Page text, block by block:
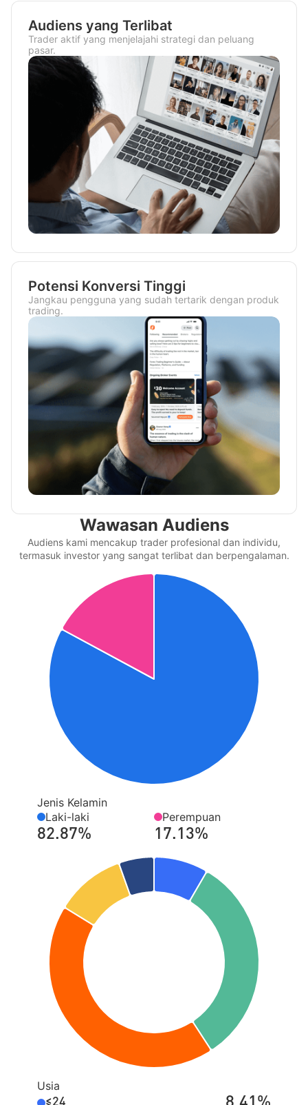
Audiens yang Terlibat
Trader aktif yang menjelajahi strategi dan peluang
pasar.
Potensi Konversi Tinggi
Jangkau pengguna yang sudah tertarik dengan produk
trading.
Wawasan Audiens
Audiens kami mencakup trader profesional dan individu,
termasuk investor yang sangat terlibat dan berpengalaman.
Jenis Kelamin
Laki-laki
82.87%
Perempuan
17.13%
Usia